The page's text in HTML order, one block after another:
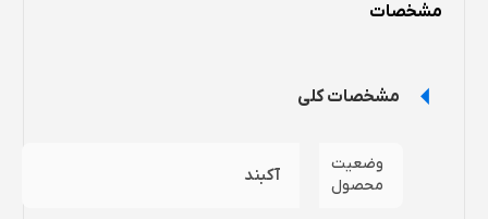
مشخصات
مشخصات کلی
وضعیت
محصول
آکبند